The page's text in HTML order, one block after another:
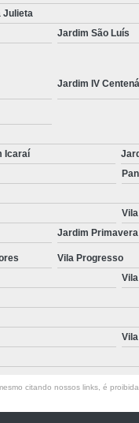
Julieta
Jardim São Luís
Jardim IV
Icaraí
Jardim Primavera
Vila Progresso
citando nossos links, é